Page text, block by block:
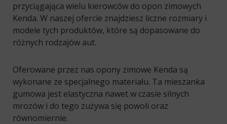
przyciągająca wielu kierowców do opon zimowych
Kenda. W naszej ofercie znajdziesz liczne rozmiary i
modele tych produktów, które są dopasowane do
różnych rodzajów aut.
Oferowane przez nas opony zimowe Kenda są
wykonane ze specjalnego materiału. Ta mieszanka
gumowa jest elastyczna nawet w czasie silnych
mrozów i do tego zużywa się powoli oraz
równomiernie.